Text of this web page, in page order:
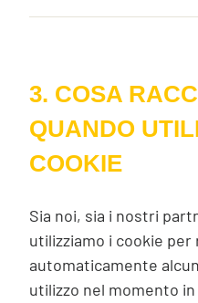
3. COSA
QUANDO
COOKIE
Sia noi, sia i nostri
utilizziamo i cookie per
automaticamente
utilizzo nel momento